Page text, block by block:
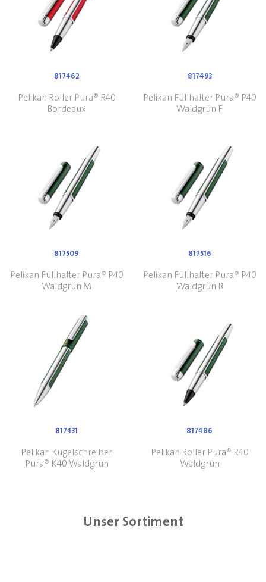
817462
Pelikan Roller Pura® R40
Bordeaux
817493
Pelikan Füllhalter Pura® P40
Waldgrün F
817509
Pelikan Füllhalter Pura® P40
Waldgrün M
817516
Pelikan Füllhalter Pura® P40
Waldgrün B
817431
Pelikan Kugelschreiber
Pura® K40 Waldgrün
817486
Pelikan Roller Pura® R40
Waldgrün
Unser Sortiment